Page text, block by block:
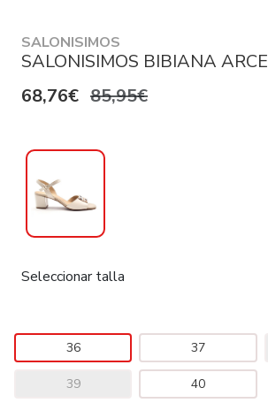
SALONISIMOS
SALONISIMOS BIBIANA ARCE
68,76€ 85,95€
Seleccionar talla
36 37
39 40